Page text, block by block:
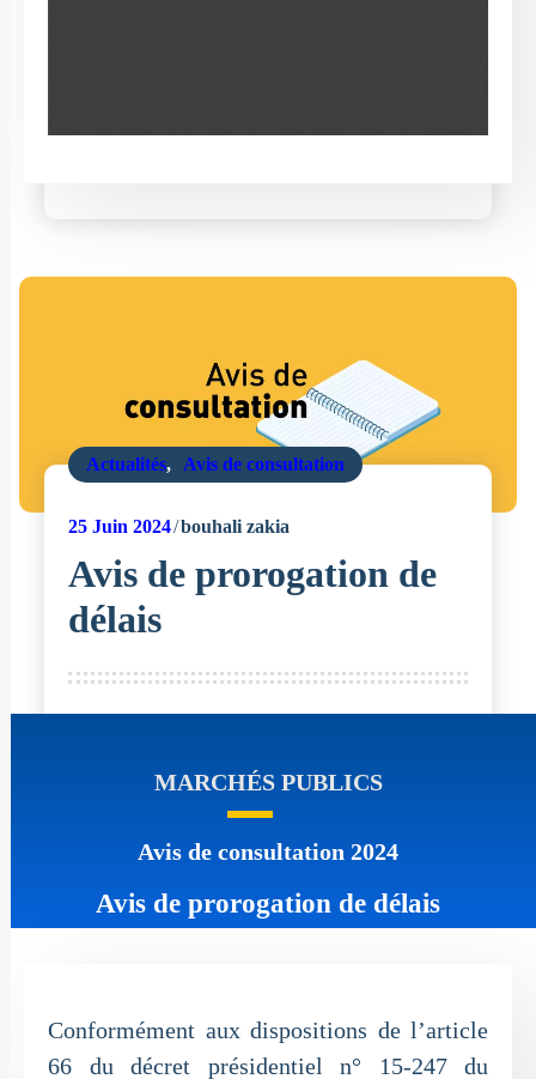
Actualités, Avis de consultation
25Juin 2024 bouhali zakia
Avis de prorogation de
délais
MARCHÉS PUBLICS
Avis de consultation 2024
Avis de prorogation de délais
Conformément aux dispositions de l’article
66 du décret présidentiel n° 15-247 du